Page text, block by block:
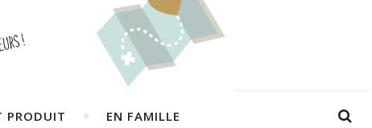
PRODUIT EN FAMILLE